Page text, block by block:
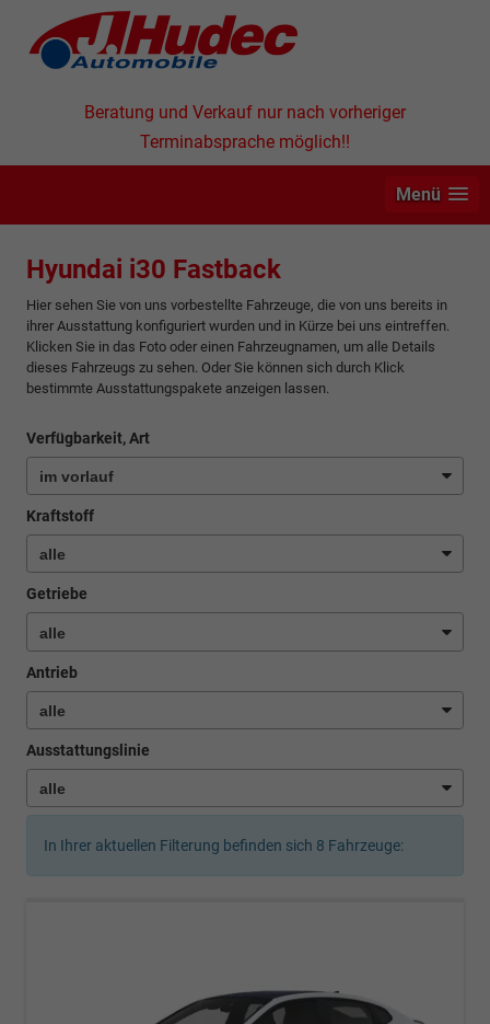
Beratung und Verkauf nur nach vorheriger
Terminabsprache möglich!!
Menü
Hyundai i30 Fastback
Hier sehen Sie von uns vorbestellte Fahrzeuge, die von uns bereits in
ihrer Ausstattung konfiguriert wurden und in Kürze bei uns eintreffen.
Klicken Sie in das Foto oder einen Fahrzeugnamen, um alle Details
dieses Fahrzeugs zu sehen. Oder Sie können sich durch Klick
bestimmte Ausstattungspakete anzeigen lassen.
Verfügbarkeit, Art
Kraftstoff
Getriebe
Antrieb
Ausstattungslinie
In Ihrer aktuellen Filterung befinden sich 8 Fahrzeuge: